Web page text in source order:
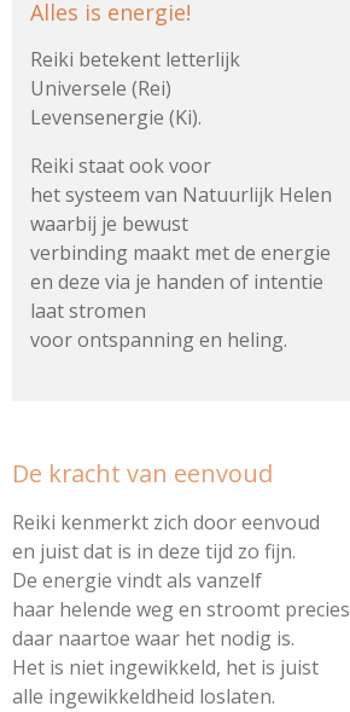
Alles is energie!
Reiki betekent letterlijk
Universele (Rei)
Levensenergie (Ki).
Reiki staat ook voor
het systeem van Natuurlijk Helen
waarbij je bewust
verbinding maakt met de energie
en deze via je handen of intentie
laat stromen
voor ontspanning en heling.
De kracht van eenvoud
Reiki kenmerkt zich door eenvoud
en juist dat is in deze tijd zo fijn.
De energie vindt als vanzelf
haar helende weg en stroomt precies
daar naartoe waar het nodig is.
Het is niet ingewikkeld, het is juist
alle ingewikkeldheid loslaten.